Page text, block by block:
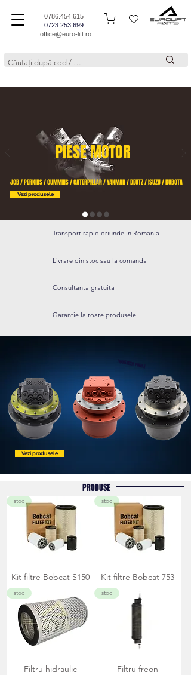
0786.454.615
0723.253.699
office@euro-lift.ro
PIESE MOTOR
JCB / PERKINS / CUMMINS / CATERPILLAR / YANMAR / DEUTZ / ISUZU / KUBOTA
Vezi produsele
Transport rapid oriunde in Romania
Livrare din stoc sau la comanda
Consultanta gratuita
Garantie la toate produsele
TRANSMISII FINALE
Vezi produsele
PRODUSE
stoc
Kit filtre Bobcat S150
stoc
Kit filtre Bobcat 753
stoc
Filtru hidraulic
stoc
Filtru freon